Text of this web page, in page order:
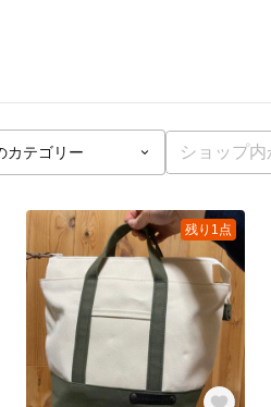
残り1点